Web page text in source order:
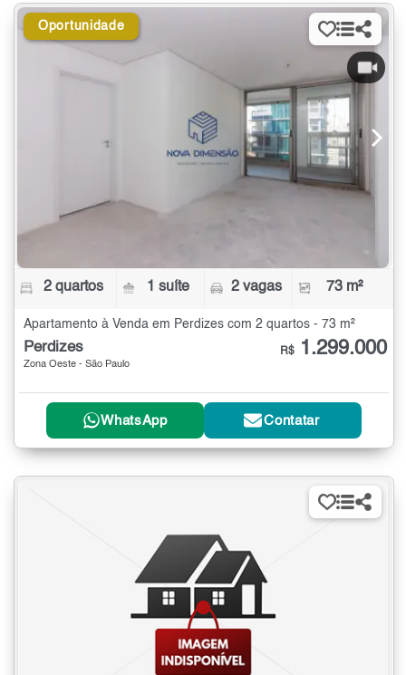
Oportunidade
2 quartos 1 suíte 2 vagas 73 m²
Apartamento à Venda em Perdizes com 2 quartos - 73 m²
Perdizes
Zona Oeste - São Paulo
R$ 1.299.000
WhatsApp Contatar